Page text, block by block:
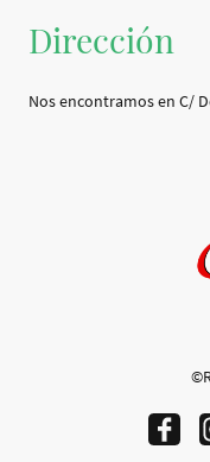
Dirección
Nos encontramos en C/